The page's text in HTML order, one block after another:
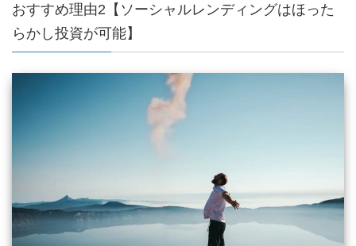
おすすめ理由2【ソーシャルレンディングはほった
らかし投資が可能】